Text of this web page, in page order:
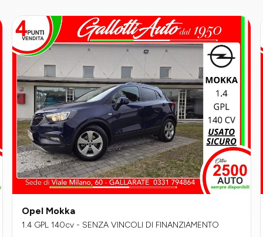
Opel Mokka
1.4 GPL 140cv - SENZA VINCOLI DI FINANZIAMENTO